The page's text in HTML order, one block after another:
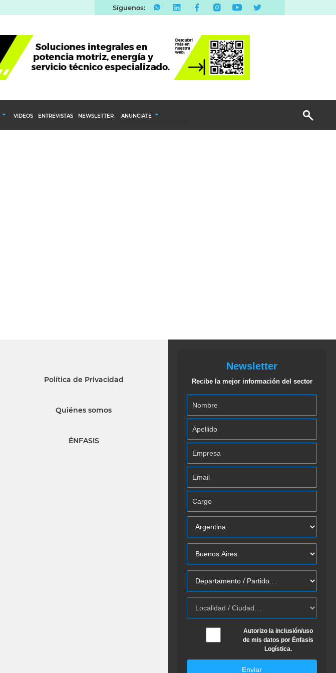
Síguenos:
VIDEOS ENTREVISTAS NEWSLETTER ANUNCIATE
Política de Privacidad
Quiénes somos
ÉNFASIS
Newsletter
Recibe la mejor información del sector
Autorizo la inclusión/uso
de mis datos por Énfasis
Logística.
Enviar